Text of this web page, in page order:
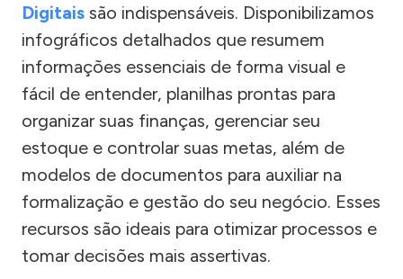
Digitais são indispensáveis. Disponibilizamos
infográficos detalhados que resumem
informações essenciais de forma visual e
fácil de entender, planilhas prontas para
organizar suas finanças, gerenciar seu
estoque e controlar suas metas, além de
modelos de documentos para auxiliar na
formalização e gestão do seu negócio. Esses
recursos são ideais para otimizar processos e
tomar decisões mais assertivas.